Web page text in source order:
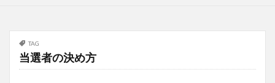
TAG
当選者の決め方